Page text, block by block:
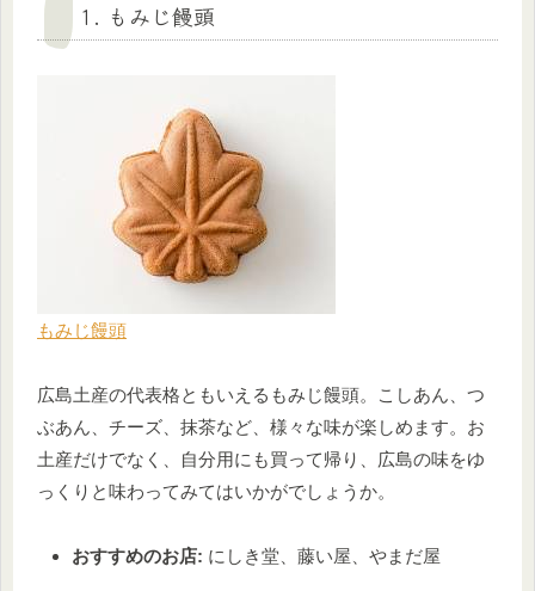
1. もみじ饅頭
もみじ饅頭
広島土産の代表格ともいえるもみじ饅頭。こしあん、つ
ぶあん、チーズ、抹茶など、様々な味が楽しめます。お
土産だけでなく、自分用にも買って帰り、広島の味をゆ
っくりと味わってみてはいかがでしょうか。
おすすめのお店: にしき堂、藤い屋、やまだ屋